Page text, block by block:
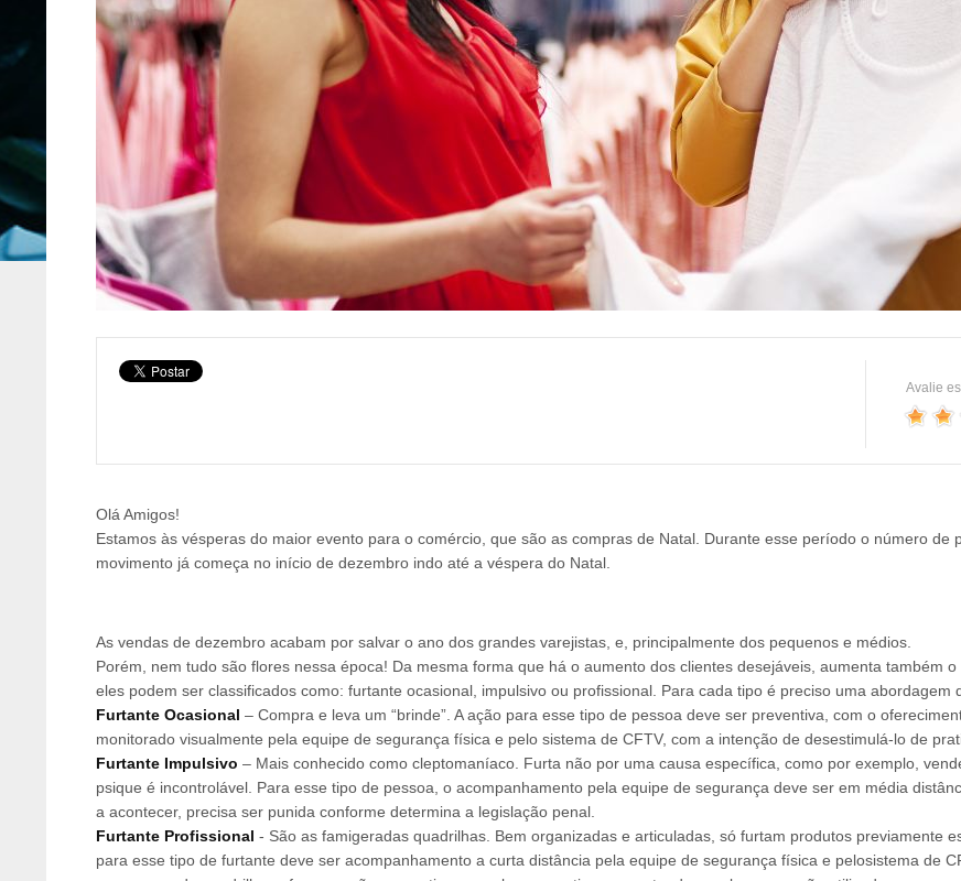
Avalie
Olá Amigos!
Estamos às vésperas do maior evento para o comércio, que são as compras de Natal. Durante esse período o número de
movimento já começa no início de dezembro indo até a véspera do Natal.
As vendas de dezembro acabam por salvar o ano dos grandes varejistas, e, principalmente dos pequenos e médios.
Porém, nem tudo são flores nessa época! Da mesma forma que há o aumento dos clientes desejáveis, aumenta também
eles podem ser classificados como: furtante ocasional, impulsivo ou profissional. Para cada tipo é preciso uma abordagem
Furtante Ocasional – Compra e leva um “brinde”. A ação para esse tipo de pessoa deve ser preventiva, com o
monitorado visualmente pela equipe de segurança física e pelo sistema de CFTV, com a intenção de desestimulá-lo de
Furtante Impulsivo – Mais conhecido como cleptomaníaco. Furta não por uma causa específica, como por exemplo,
psique é incontrolável. Para esse tipo de pessoa, o acompanhamento pela equipe de segurança deve ser em média
a acontecer, precisa ser punida conforme determina a legislação penal.
Furtante Profissional - São as famigeradas quadrilhas. Bem organizadas e articuladas, só furtam produtos previamente
para esse tipo de furtante deve ser acompanhamento a curta distância pela equipe de segurança física e pelosistema de